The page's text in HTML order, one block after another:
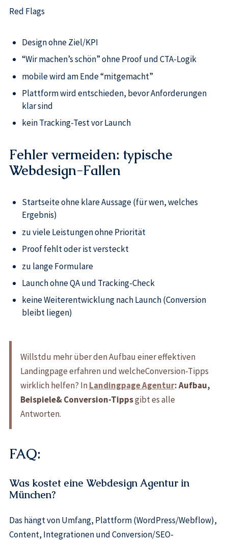
Red Flags
Design ohne Ziel/KPI
“Wir machen’s schön” ohne Proof und CTA-Logik
mobile wird am Ende “mitgemacht”
Plattform wird entschieden, bevor Anforderungen
klar sind
kein Tracking-Test vor Launch
Fehler vermeiden: typische
Webdesign-Fallen
Startseite ohne klare Aussage (für wen, welches
Ergebnis)
zu viele Leistungen ohne Priorität
Proof fehlt oder ist versteckt
zu lange Formulare
Launch ohne QA und Tracking-Check
keine Weiterentwicklung nach Launch (Conversion
bleibt liegen)
Willstdu mehr über den Aufbau einer effektiven
Landingpage erfahren und welcheConversion-Tipps
wirklich helfen? InLandingpage Agentur: Aufbau,
Beispiele& Conversion-Tippsgibt es alle
Antworten.
FAQ:
Was kostet eine Webdesign Agentur in
München?
Das hängt von Umfang, Plattform (WordPress/Webflow),
Content, Integrationen und Conversion/SEO-